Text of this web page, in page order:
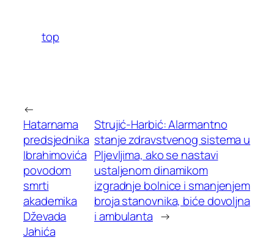
top
←
Hatarnama
predsjednika
Ibrahimovića
povodom
smrti
akademika
Dževada
Jahića
Strujić-Harbić: Alarmantno
stanje zdravstvenog sistema u
Pljevljima, ako se nastavi
ustaljenom dinamikom
izgradnje bolnice i smanjenjem
broja stanovnika, biće dovoljna
i ambulanta →